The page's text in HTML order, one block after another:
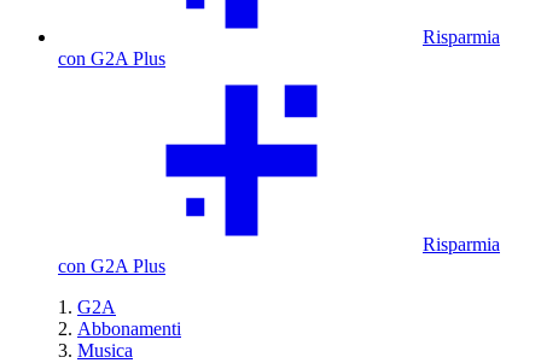
Risparmia
con G2A Plus
Risparmia
con G2A Plus
G2A
Abbonamenti
Musica